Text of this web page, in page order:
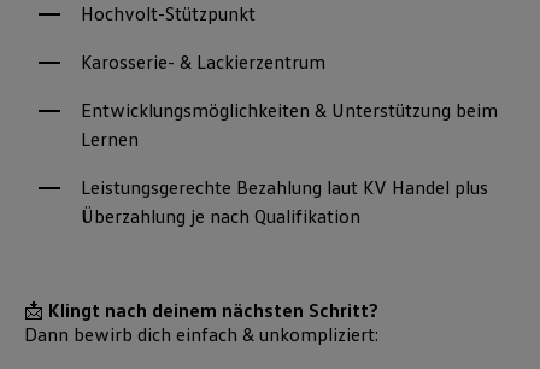
Hochvolt-Stützpunkt
Karosserie- & Lackierzentrum
Entwicklungsmöglichkeiten & Unterstützung beim
Lernen
Leistungsgerechte Bezahlung laut KV Handel plus
Überzahlung je nach Qualifikation
📩 Klingt nach deinem nächsten Schritt?
Dann bewirb dich einfach & unkompliziert: